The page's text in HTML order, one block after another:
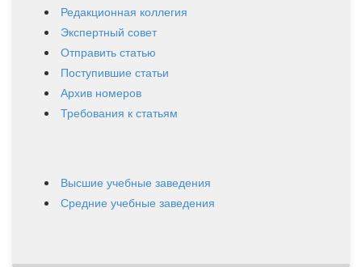
Редакционная коллегия
Экспертный совет
Отправить статью
Поступившие статьи
Архив номеров
Требования к статьям
Высшие учебные заведения
Средние учебные заведения